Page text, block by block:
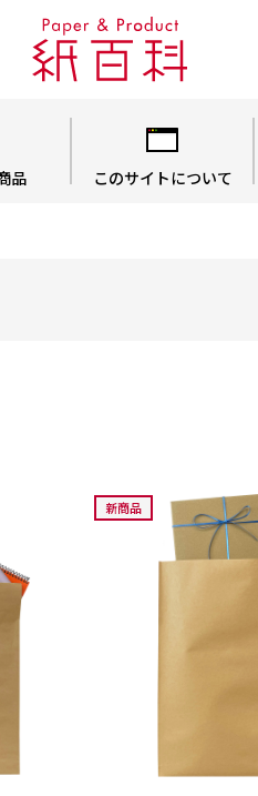
品 このサイトについて
新商品